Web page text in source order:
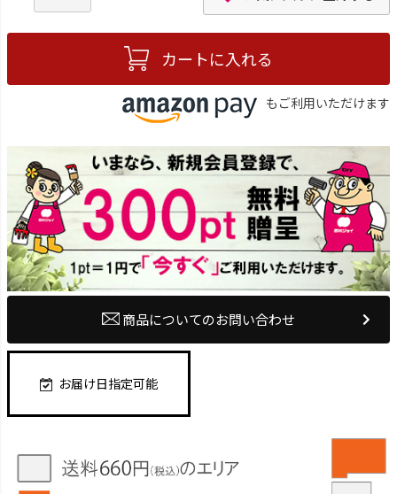
カートに入れる
もご利用いただけます
商品についてのお問い合わせ
お届け日指定可能